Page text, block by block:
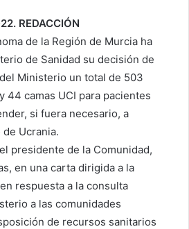
REDACCIÓN
de la Región de Murcia ha
de Sanidad su decisión de
Ministerio un total de 503
44 camas UCI para pacientes
si fuera necesario, a
Ucrania.
presidente de la Comunidad,
en una carta dirigida a la
respuesta a la consulta
a las comunidades
de recursos sanitarios